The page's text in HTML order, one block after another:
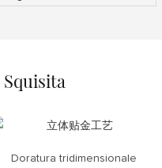
Doratura tridimensionale